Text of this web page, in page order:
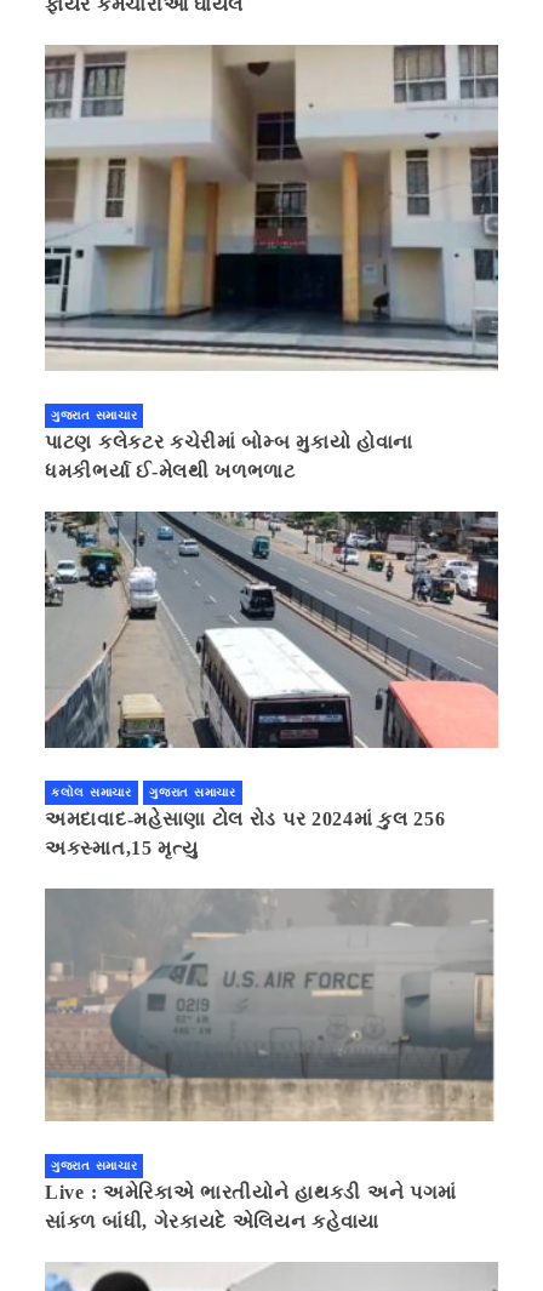
ફાયર કર્મચારીઓ ઘાયલ
ગુજરાત સમાચાર
પાટણ કલેકટર કચેરીમાં બોમ્બ મુકાયો હોવાના
ધમકીભર્યા ઈ-મેલથી ખળભળાટ
કલોલ સમાચાર ગુજરાત સમાચાર
અમદાવાદ-મહેસાણા ટોલ રોડ પર 2024માં કુલ 256
અકસ્માત,15 મૃત્યુ
ગુજરાત સમાચાર
Live : અમેરિકાએ ભારતીયોને હાથકડી અને પગમાં
સાંકળ બાંધી, ગેરકાયદે એલિયન કહેવાયા